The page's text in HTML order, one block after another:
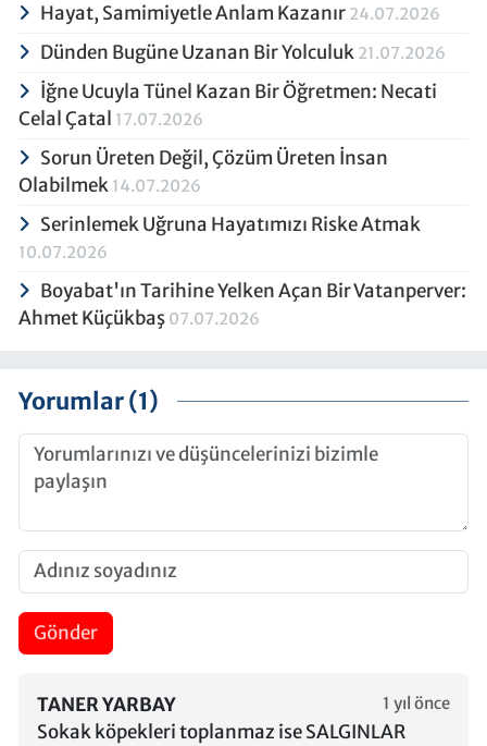
Hayat, Samimiyetle Anlam Kazanır 24.07.2026
Dünden Bugüne Uzanan Bir Yolculuk 21.07.2026
İğne Ucuyla Tünel Kazan Bir Öğretmen: Necati
Celal Çatal 17.07.2026
Sorun Üreten Değil, Çözüm Üreten İnsan
Olabilmek 14.07.2026
Serinlemek Uğruna Hayatımızı Riske Atmak
10.07.2026
Boyabat'ın Tarihine Yelken Açan Bir Vatanperver:
Ahmet Küçükbaş 07.07.2026
Yorumlar (1)
Gönder
TANER YARBAY 1 yıl önce
Sokak köpekleri toplanmaz ise SALGINLAR